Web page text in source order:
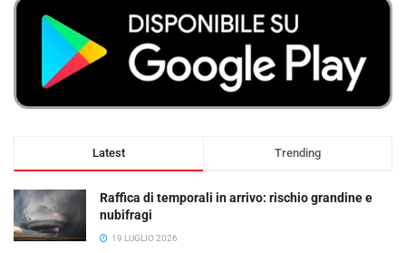
Latest Trending
Raffica di temporali in arrivo: rischio grandine e
nubifragi
19 LUGLIO 2026